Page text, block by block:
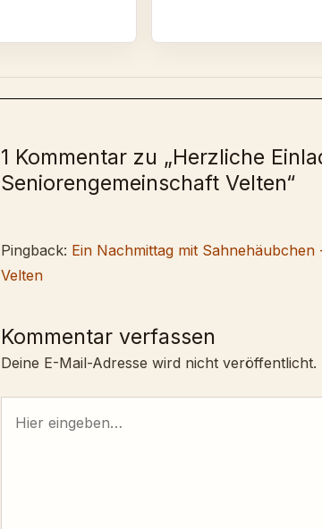
1 Kommentar zu „Herzliche
Seniorengemeinschaft Velten“
Pingback: Ein Nachmittag mit
Velten
Kommentar verfassen
Deine E-Mail-Adresse wird nicht veröffentlicht.
eingeben…